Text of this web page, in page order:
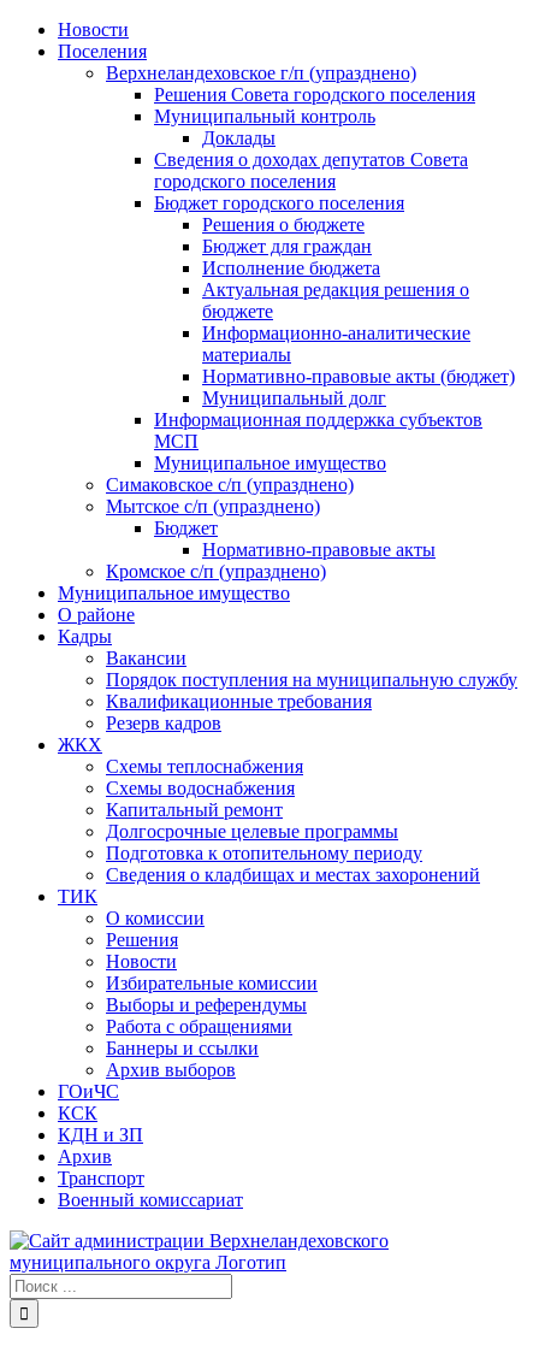
Skip
Новости
Поселения
Верхнеландеховское г/п (упразднено)
Решения Совета городского поселения
Муниципальный контроль
Доклады
Сведения о доходах депутатов Совета
городского поселения
Бюджет городского поселения
Решения о бюджете
Бюджет для граждан
Исполнение бюджета
Актуальная редакция решения о
бюджете
Информационно-аналитические
материалы
Нормативно-правовые акты (бюджет)
Муниципальный долг
Информационная поддержка субъектов
МСП
Муниципальное имущество
Симаковское с/п (упразднено)
Мытское с/п (упразднено)
Бюджет
Нормативно-правовые акты
Кромское с/п (упразднено)
Муниципальное имущество
О районе
Кадры
Вакансии
Порядок поступления на муниципальную службу
Квалификационные требования
Резерв кадров
ЖКХ
Схемы теплоснабжения
Схемы водоснабжения
Капитальный ремонт
Долгосрочные целевые программы
Подготовка к отопительному периоду
Сведения о кладбищах и местах захоронений
ТИК
О комиссии
Решения
Новости
Избирательные комиссии
Выборы и референдумы
Работа с обращениями
Баннеры и ссылки
Архив выборов
ГОиЧС
КСК
КДН и ЗП
Архив
Транспорт
Военный комиссариат
Результат
поиска: